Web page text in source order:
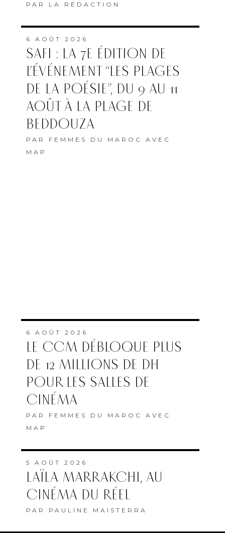
PAR LA RÉDACTION
6 AOÛT 2026
SAFI : LA 7E ÉDITION DE
L’ÉVÉNEMENT “LES PLAGES
DE LA POÉSIE”, DU 9 AU 11
AOÛT À LA PLAGE DE
BEDDOUZA
PAR FEMMES DU MAROC AVEC
MAP
6 AOÛT 2026
LE CCM DÉBLOQUE PLUS
DE 12 MILLIONS DE DH
POUR LES SALLES DE
CINÉMA
PAR FEMMES DU MAROC AVEC
MAP
5 AOÛT 2026
LAÏLA MARRAKCHI, AU
CINÉMA DU RÉEL
PAR PAULINE MAISTERRA